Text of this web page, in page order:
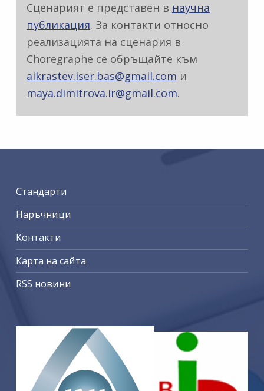
Сценарият е представен в научна
публикация. За контакти относно
реализацията на сценария в
Choregraphe се обръщайте към
aikrastev.iser.bas@gmail.com и
maya.dimitrova.ir@gmail.com.
Skip back to main navigation
Стандарти
Наръчници
Контакти
Карта на сайта
RSS новини